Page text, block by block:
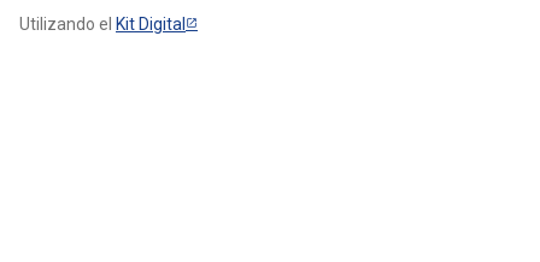
Utilizando el Kit Digital